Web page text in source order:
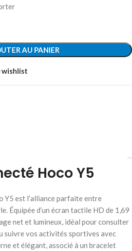
AU PANIER
Hoco Y5
Y5 est l’alliance parfaite entre
Équipée d’un écran tactile HD de 1,69
net et lumineux, idéal pour consulter
suivre vos activités sportives avec
et élégant, associé à un bracelet